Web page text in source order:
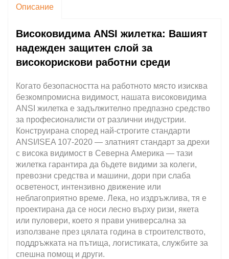
Описание
Високовидима ANSI жилетка: Вашият
надежден защитен слой за
високорискови работни среди
Когато безопасността на работното място изисква
безкомпромисна видимост, нашата високовидима
ANSI жилетка е задължително предпазно средство
за професионалисти от различни индустрии.
Конструирана според най-строгите стандарти
ANSI/ISEA 107-2020 — златният стандарт за дрехи
с висока видимост в Северна Америка — тази
жилетка гарантира да бъдете видими за колеги,
превозни средства и машини, дори при слаба
осветеност, интензивно движение или
неблагоприятно време. Лека, но издръжлива, тя е
проектирана да се носи лесно върху ризи, якета
или пуловери, което я прави универсална за
използване през цялата година в строителството,
поддръжката на пътища, логистиката, службите за
спешна помощ и други.